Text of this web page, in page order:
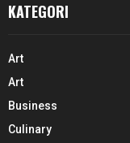
KATEGORI
Art
Art
Business
Culinary